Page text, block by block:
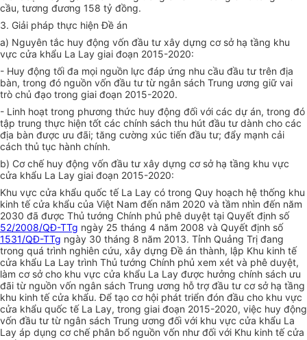
cầu, tương đương 158 tỷ đồng.
3. Giải pháp thực hiện Đề án
a) Nguyên tắc huy động vốn đầu tư xây dựng cơ sở hạ tầng khu
vực cửa khẩu La Lay giai đoạn 2015-2020:
- Huy động tối đa mọi nguồn lực đáp ứng nhu cầu đầu tư trên địa
bàn, trong đó nguồn vốn đầu tư từ ngân sách Trung ương giữ vai
trò chủ đạo trong giai đoạn 2015-2020.
- Linh hoạt trong phương thức huy động đối với các dự án, trong đó
tập trung thực hiện tốt các chính sách thu hút đầu tư dành cho các
địa bàn được ưu đãi; tăng cường xúc tiến đầu tư; đẩy mạnh cải
cách thủ tục hành chính.
b) Cơ chế huy động vốn đầu tư xây dựng cơ sở hạ tầng khu vực
cửa khẩu La Lay giai đoạn 2015-2020:
Khu vực cửa khẩu quốc tế La Lay có trong Quy hoạch hệ thống khu
kinh tế cửa khẩu của Việt Nam đến năm 2020 và tầm nhìn đến năm
2030 đã được Thủ tướng Chính phủ phê duyệt tại Quyết định số
52/2008/QĐ-TTg ngày 25 tháng 4 năm 2008 và Quyết định số
1531/QĐ-TTg ngày 30 tháng 8 năm 2013. Tỉnh Quảng Trị đang
trong quá trình nghiên cứu, xây dựng Đề án thành, lập Khu kinh tế
cửa khẩu La Lay trình Thủ tướng Chính phủ xem xét và phê duyệt,
làm cơ sở cho khu vực cửa khẩu La Lay được hưởng chính sách ưu
đãi từ nguồn vốn ngân sách Trung ương hỗ trợ đầu tư cơ sở hạ tầng
khu kinh tế cửa khẩu. Để tạo cơ hội phát triển đón đầu cho khu vực
cửa khẩu quốc tế La Lay, trong giai đoạn 2015-2020, việc huy động
vốn đầu tư từ ngân sách Trung ương đối với khu vực cửa khẩu La
Lay áp dụng cơ chế phân bổ nguồn vốn như đối với Khu kinh tế cửa